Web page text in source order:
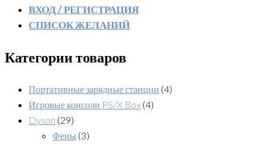
ВХОД / РЕГИСТРАЦИЯ
СПИСОК ЖЕЛАНИЙ
Категории товаров
Портативные зарядные станции (4)
Игровые консоли PS/X Box (4)
Dyson (29)
Фены (3)